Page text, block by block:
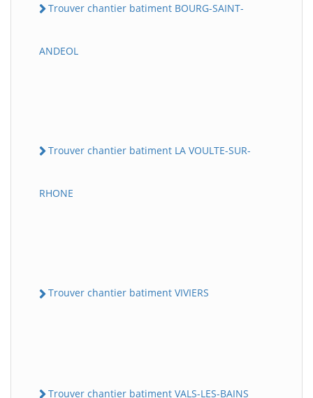
Trouver chantier batiment BOURG-SAINT-
ANDEOL
Trouver chantier batiment LA VOULTE-SUR-
RHONE
Trouver chantier batiment VIVIERS
Trouver chantier batiment VALS-LES-BAINS